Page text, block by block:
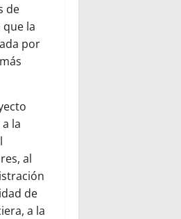
de
que la
por
la
al
de
a la